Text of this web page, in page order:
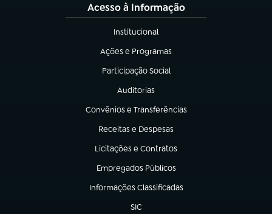
Acesso à Informação
Institucional
(abre em nova aba)
Ações e Programas
(abre em nova aba)
Participação Social
(abre em nova aba)
Auditorias
(abre em nova aba)
Convênios e Transferências
(abre em nova aba)
Receitas e Despesas
(abre em nova aba)
Licitações e Contratos
(abre em nova aba)
Empregados Públicos
(abre em nova aba)
Informações Classificadas
(abre em nova aba)
SIC
(abre em nova aba)